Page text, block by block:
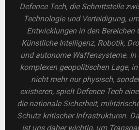
Defence Tech, die Schnittstelle
Technologie und Verteidigung,
Entwicklungen in den Bereichen
Künstliche Intelligenz, Robotik,
und autonome Waffensysteme. In
komplexen geopolitischen Lage,
nicht mehr nur physisch,
existieren, spielt Defence Tech
die nationale Sicherheit,
Schutz kritischer Infrastrukturen.
ist uns daher wichtig, um